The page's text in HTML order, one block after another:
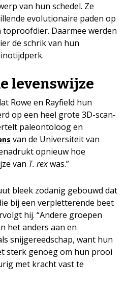
van hun schedel. Ze
evolutionaire paden op
Daarmee werden
de schrik van hun
levenswijze
Rowe en Rayfield hun
op een heel grote 3D-scan-
paleontoloog en
van de Universiteit van
opnieuw hoe
van T. rexwas.”
bleek zodanig gebouwd dat
bij een verpletterende beet
hij. “Andere groepen
het anders aan en
snijgereedschap, want hun
sterk genoeg om hun prooi
met kracht vast te